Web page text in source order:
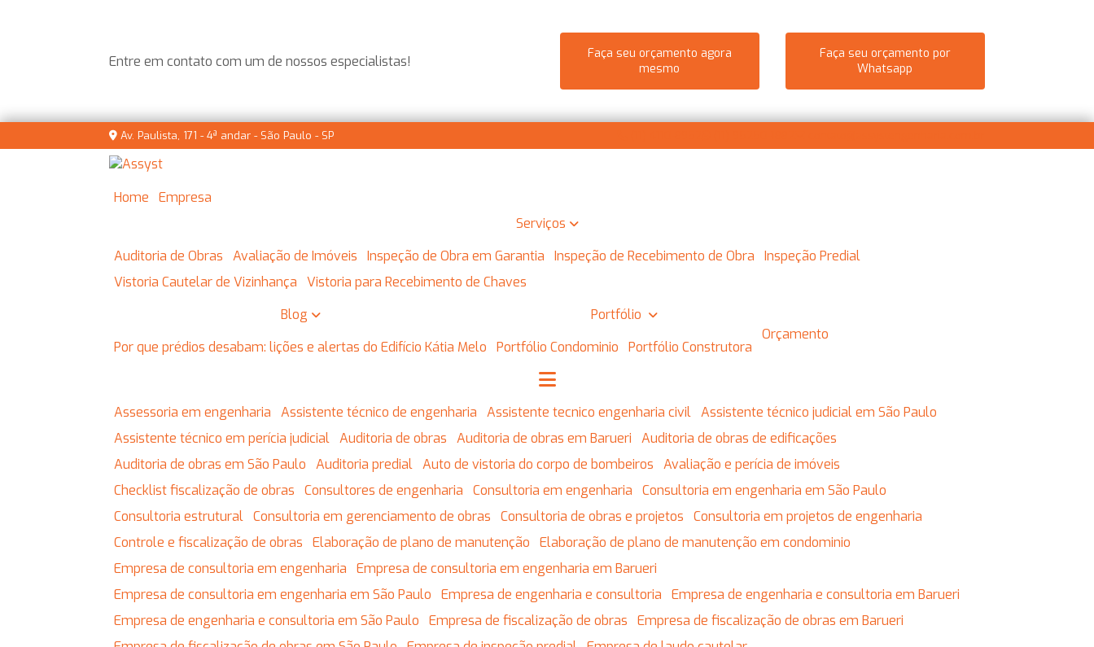
Entre em contato com um de nossos especialistas!
Faça seu orçamento agora
mesmo
Faça seu orçamento por
Whatsapp
Av. Paulista, 171 - 4ª andar - São Paulo - SP
Home
Empresa
Serviços
Auditoria de Obras
Avaliação de Imóveis Inspeção de Obra em Garantia Inspeção de Recebimento de Obra
Inspeção Predial
Vistoria Cautelar de Vizinhança
Vistoria para Recebimento de Chaves
Blog
Por que prédios desabam: lições e alertas do Edifício Kátia Melo
Portfólio
Portfólio Condominio
Portfólio Construtora
Orçamento
Assessoria em engenharia Assistente técnico de engenharia Assistente tecnico engenharia civil
Assistente técnico judicial em São Paulo
Assistente técnico em perícia judicial
Auditoria de obras Auditoria de obras em Barueri
Auditoria de obras de edificações
Auditoria de obras em São Paulo
Auditoria predial Auto de vistoria do corpo de bombeiros
Avaliação e perícia de imóveis
Checklist fiscalização de obras
Consultores de engenharia Consultoria em engenharia
Consultoria em engenharia em São Paulo
Consultoria estrutural
Consultoria em gerenciamento de obras Consultoria de obras e projetos
Consultoria em projetos de engenharia
Controle e fiscalização de obras
Elaboração de plano de manutenção
Elaboração de plano de manutenção em condominio
Empresa de consultoria em engenharia
Empresa de consultoria em engenharia em Barueri
Empresa de consultoria em engenharia em São Paulo
Empresa de engenharia e consultoria
Empresa de engenharia e consultoria em Barueri
Empresa de engenharia e consultoria em São Paulo
Empresa de fiscalização de obras
Empresa de fiscalização de obras em Barueri